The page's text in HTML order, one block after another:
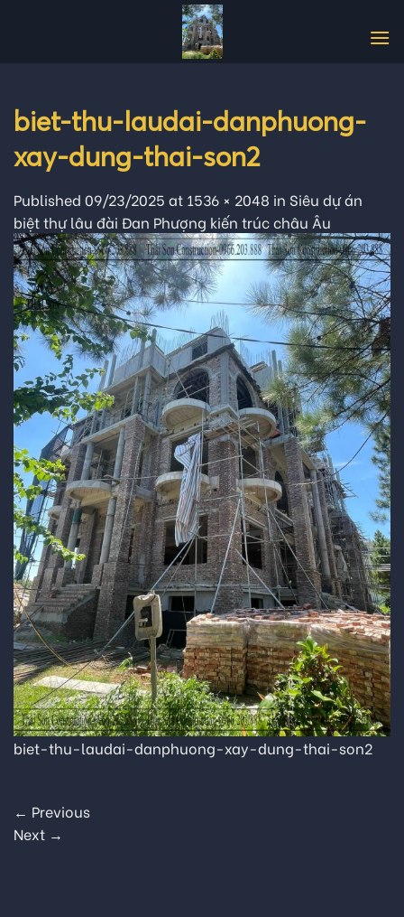
biet-thu-laudai-danphuong-
xay-dung-thai-son2
Published 09/23/2025 at 1536 × 2048 in Siêu dự án
biệt thự lâu đài Đan Phượng kiến trúc châu Âu
biet-thu-laudai-danphuong-xay-dung-thai-son2
← Previous
Next →